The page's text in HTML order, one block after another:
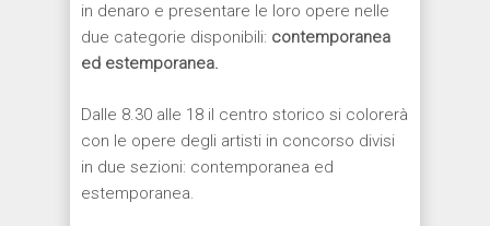
in denaro e presentare le loro opere nelle
due categorie disponibili: contemporanea
ed estemporanea.
Dalle 8.30 alle 18 il centro storico si colorerà
con le opere degli artisti in concorso divisi
in due sezioni: contemporanea ed
estemporanea.